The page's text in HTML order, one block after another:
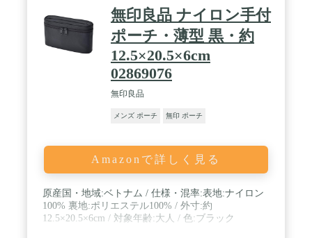
を防止します。旅行 でも人混み場所でも個人情報か
らしっかり守れるだけでなく、大事な貴重品をいつ
でも「ちゃんとこ こにある」と防犯対策として、安
心！ / シンプルなデザインは男女問わず着装できま
す。バックルを使用した設計により着脱が簡単、ウ
エス トサイズに合わせ長さ調節が可能です。撥水性
のある生地を使用、汗にも強い、急な雨から大切な
荷 物を守ります。
無印良品 ナイロン手付
ポーチ・薄型 黒・約
12.5×20.5×6cm
02869076
無印良品
メンズ ポーチ 無印 ポーチ
Amazonで詳しく見る
原産国・地域:ベトナム / 仕様・混率:表地:ナイロン
100% 裏地:ポリエステル100% / 外寸:約
12.5×20.5×6cm / 対象年齢:大人 / 色:ブラック